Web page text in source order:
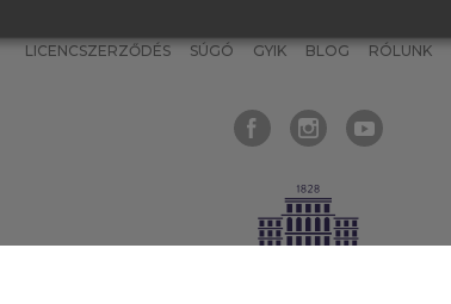
LICENCSZERZŐDÉS SÚGÓ GYIK BLOG RÓLUNK